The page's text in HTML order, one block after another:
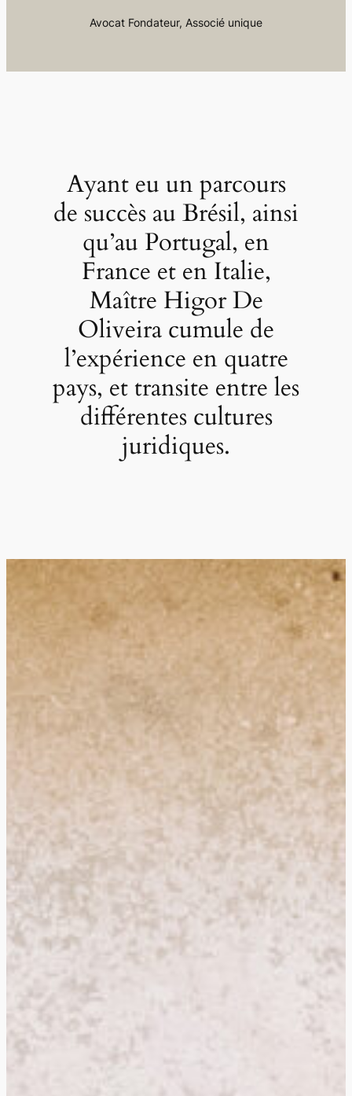
Avocat Fondateur, Associé unique
Ayant eu un parcours
de succès au Brésil, ainsi
qu’au Portugal, en
France et en Italie,
Maître Higor De
Oliveira cumule de
l’expérience en quatre
pays, et transite entre les
différentes cultures
juridiques.